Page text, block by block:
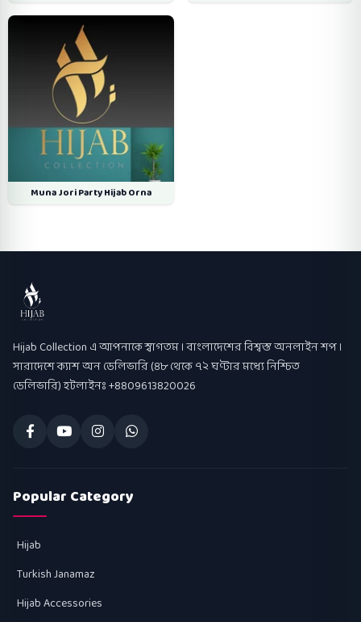
Muna Jori Party Hijab Orna
Hijab Collection
Hijab Collection এ আপনাকে স্বাগতম । বাংলাদেশের বিশ্বস্ত অনলাইন শপ ।
সারাদেশে ক্যাশ অন ডেলিভারি (৪৮ থেকে ৭২ ঘণ্টার মধ্যে নিশ্চিত
ডেলিভারি) হটলাইনঃ +8809613820026
Popular Category
Hijab
Turkish Janamaz
Hijab Accessories